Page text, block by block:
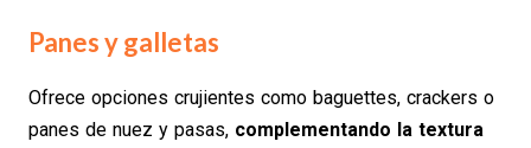
Panes y galletas
Ofrece opciones crujientes como baguettes, crackers o
panes de nuez y pasas, complementando la textura